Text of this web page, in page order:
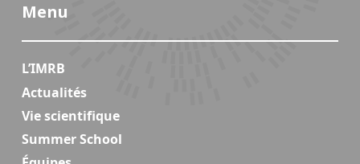
Menu
L’IMRB
Actualités
Vie scientifique
Summer School